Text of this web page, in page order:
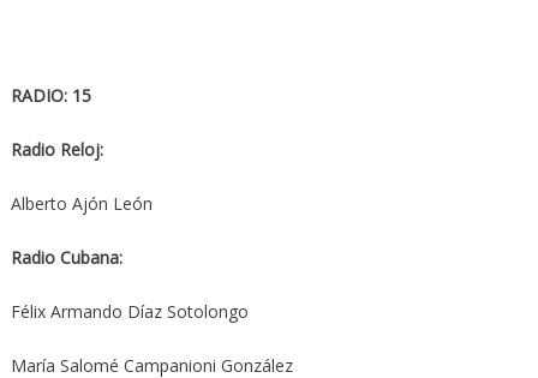
RADIO: 15
Radio Reloj:
Alberto Ajón León
Radio Cubana:
Félix Armando Díaz Sotolongo
María Salomé Campanioni González